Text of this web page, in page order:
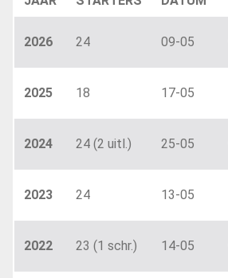
2026 24 09-05
2025 18 17-05
2024 24 (2 uitl.) 25-05
2023 24 13-05
2022 23 (1 schr.) 14-05